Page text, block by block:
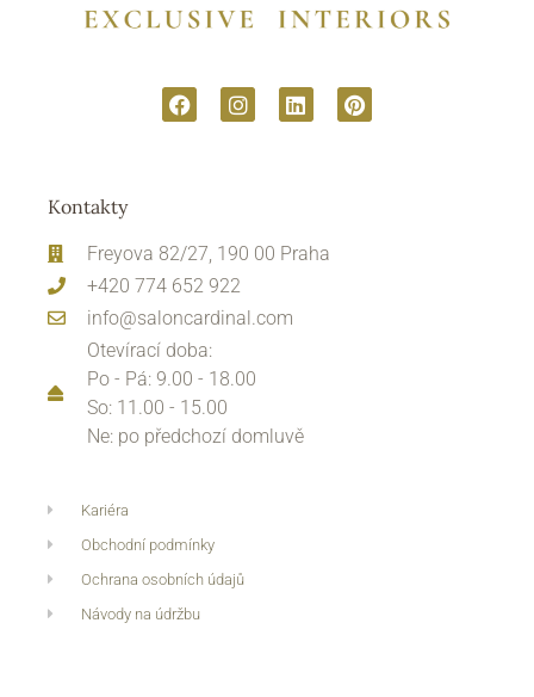
Kontakty
Freyova 82/27, 190 00 Praha
+420 774 652 922
info@saloncardinal.com
Otevírací doba:
Po - Pá: 9.00 - 18.00
So: 11.00 - 15.00
Ne: po předchozí domluvě
Kariéra
Obchodní podmínky
Ochrana osobních údajů
Návody na údržbu